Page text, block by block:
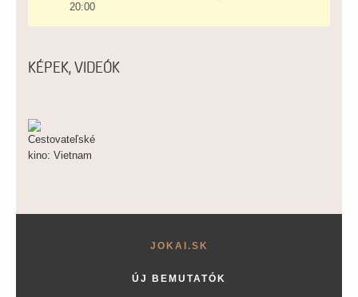
20:00
KÉPEK, VIDEÓK
JOKAI.SK
ÚJ BEMUTATÓK